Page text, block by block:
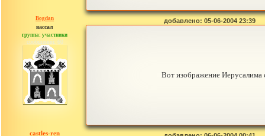
Bogdan
вассал
группа: участники
сообщений: 60
добавлено: 05-06-2004 23:39
Вот изображение Иерусалима
castles-ren